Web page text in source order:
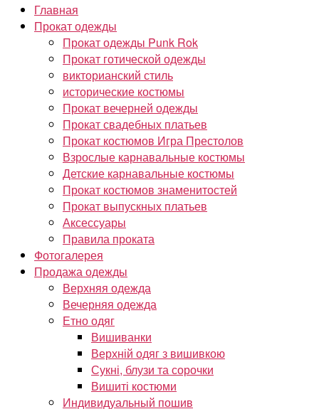
Главная
Прокат одежды
Прокат одежды Punk Rok
Прокат готической одежды
викторианский стиль
исторические костюмы
Прокат вечерней одежды
Прокат свадебных платьев
Прокат костюмов Игра Престолов
Взрослые карнавальные костюмы
Детские карнавальные костюмы
Прокат костюмов знаменитостей
Прокат выпускных платьев
Аксессуары
Правила проката
Фотогалерея
Продажа одежды
Верхняя одежда
Вечерняя одежда
Етно одяг
Вишиванки
Верхній одяг з вишивкою
Сукні, блузи та сорочки
Вишиті костюми
Индивидуальный пошив